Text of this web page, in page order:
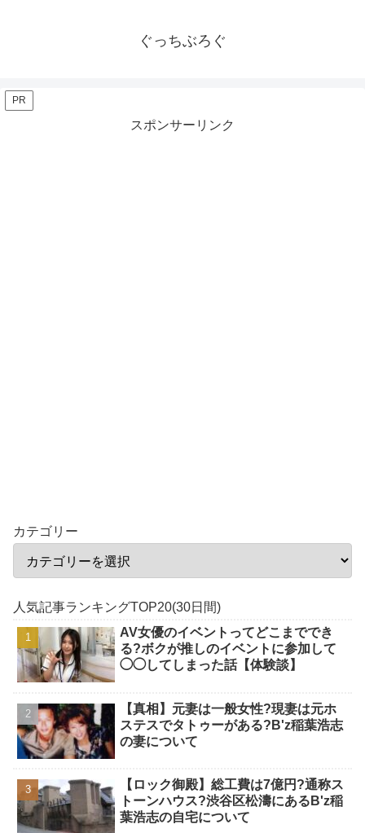
ぐっちぶろぐ
PR
スポンサーリンク
カテゴリー
人気記事ランキングTOP20(30日間)
AV女優のイベントってどこまででき
る?ボクが推しのイベントに参加して
◯◯してしまった話【体験談】
【真相】元妻は一般女性?現妻は元ホ
ステスでタトゥーがある?B'z稲葉浩志
の妻について
【ロック御殿】総工費は7億円?通称ス
トーンハウス?渋谷区松濤にあるB'z稲
葉浩志の自宅について